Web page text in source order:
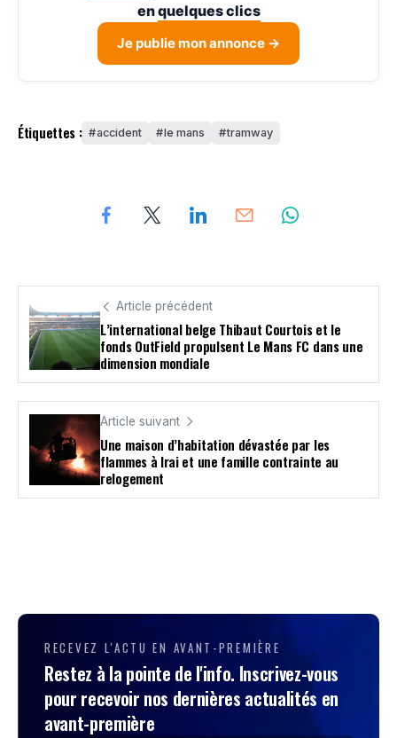
enquelques clics
Je publie mon annonce →
Étiquettes : accident le mans tramway
Article précédent
L’international belge Thibaut Courtois et le
fonds OutField propulsent Le Mans FC dans une
dimension mondiale
Article suivant
Une maison d’habitation dévastée par les
flammes à Irai et une famille contrainte au
relogement
RECEVEZ L'ACTU EN AVANT-PREMIÈRE
Restez à la pointe de l'info. Inscrivez-vous
pour recevoir nos dernières actualités en
avant-première